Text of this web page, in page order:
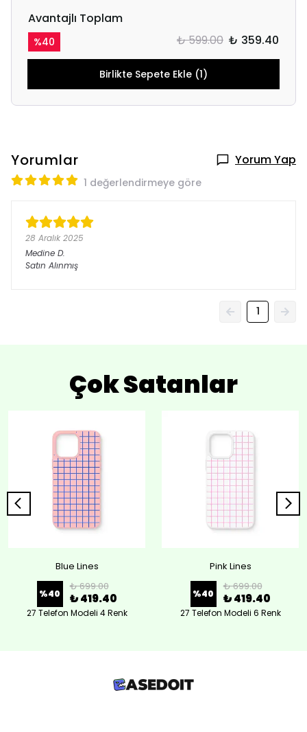
Avantajlı Toplam
%40 ₺ 599.00 ₺ 359.40
Birlikte Sepete Ekle (1)
Yorumlar Yorum Yap
1 değerlendirmeye göre
28 Aralık 2025
Medine D.
Satın Alınmış
1
Çok Satanlar
Blue Lines
%40
₺ 699.00
₺ 419.40
27 Telefon Modeli 4 Renk
Pink Lines
%40
₺ 699.00
₺ 419.40
27 Telefon Modeli 6 Renk